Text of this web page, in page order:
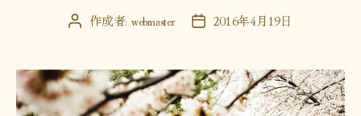
投 作成者: webmaster
投 2016年4月19日